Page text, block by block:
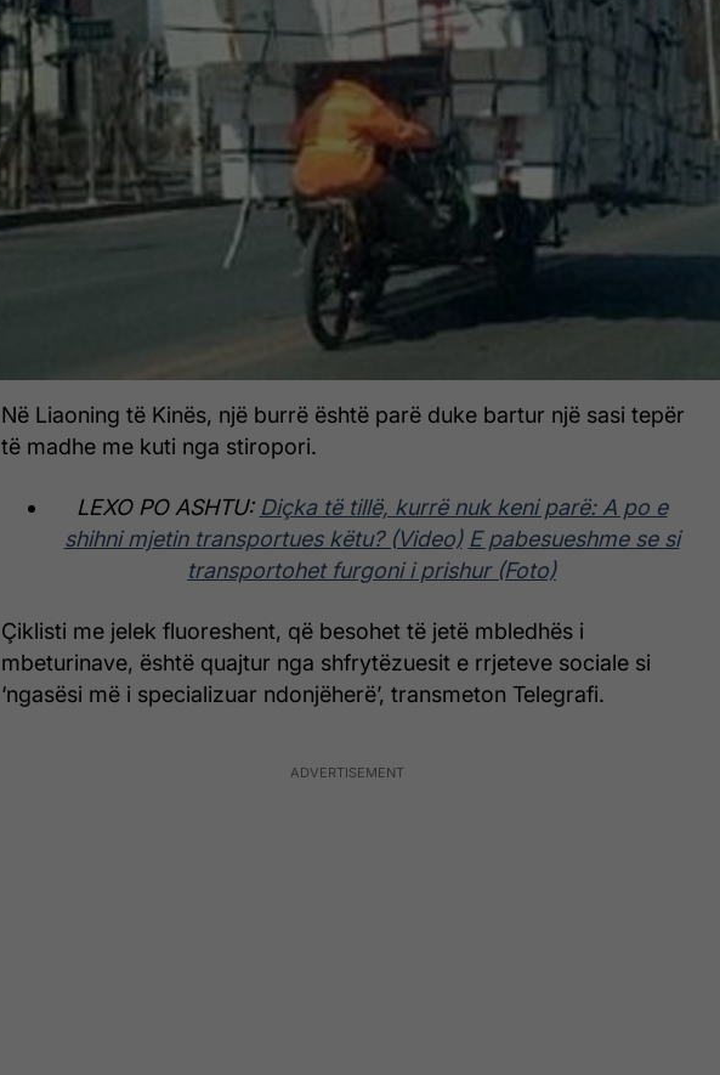
Në Liaoning të Kinës, një burrë është parë duke bartur një sasi tepër
të madhe me kuti nga stiropori.
LEXO PO ASHTU: Diçka të tillë, kurrë nuk keni parë: A po e
shihni mjetin transportues këtu? (Video) E pabesueshme se si
transportohet furgoni i prishur (Foto)
Çiklisti me jelek fluoreshent, që besohet të jetë mbledhës i
mbeturinave, është quajtur nga shfrytëzuesit e rrjeteve sociale si
‘ngasësi më i specializuar ndonjëherë’, transmeton Telegrafi.